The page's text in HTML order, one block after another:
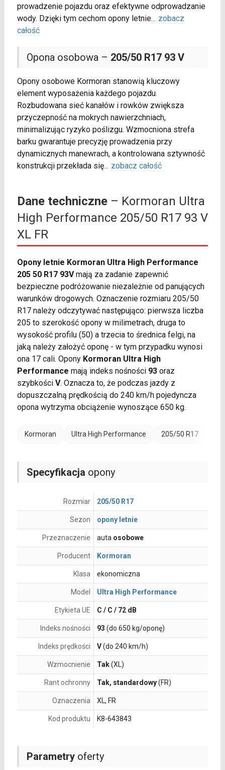
prowadzenie pojazdu oraz efektywne odprowadzanie
wody. Dzięki tym cechom opony letnie... zobacz
całość
Opona osobowa – 205/50 R17 93 V
Opony osobowe Kormoran stanowią kluczowy
element wyposażenia każdego pojazdu.
Rozbudowana sieć kanałów i rowków zwiększa
przyczepność na mokrych nawierzchniach,
minimalizując ryzyko poślizgu. Wzmocniona strefa
barku gwarantuje precyzję prowadzenia przy
dynamicznych manewrach, a kontrolowana sztywność
konstrukcji przekłada się... zobacz całość
Dane techniczne– Kormoran Ultra
High Performance 205/50 R17 93 V
XL FR
Opony letnie Kormoran Ultra High Performance
205 50 R17 93Vmają za zadanie zapewnić
bezpieczne podróżowanie niezależnie od panujących
warunków drogowych. Oznaczenie rozmiaru 205/50
R17 należy odczytywać następująco: pierwsza liczba
205 to szerokość opony w milimetrach, druga to
wysokość profilu (50) a trzecia to średnica felgi, na
jaką należy założyć oponę - w tym przypadku wynosi
ona 17 cali. Opony Kormoran Ultra High
Performance mają indeks nośności 93oraz
szybkości V. Oznacza to, że podczas jazdy z
dopuszczalną prędkością do 240 km/h pojedyncza
opona wytrzyma obciążenie wynoszące 650 kg.
Kormoran Ultra High Performance 205/50 R17
Parametryoferty
Specyfikacja opony
Rozmiar 205/50 R17
Sezon opony letnie
Przeznaczenie auta osobowe
Producent Kormoran
Klasa ekonomiczna
Model Ultra High Performance
Etykieta UE C / C / 72 dB
Indeks nośności 93 (do 650 kg/oponę)
Indeks prędkości V(do 240 km/h)
Wzmocnienie Tak(XL)
Rant ochronny Tak, standardowy(FR)
Oznaczenia XL, FR
Kod produktu K8-643843